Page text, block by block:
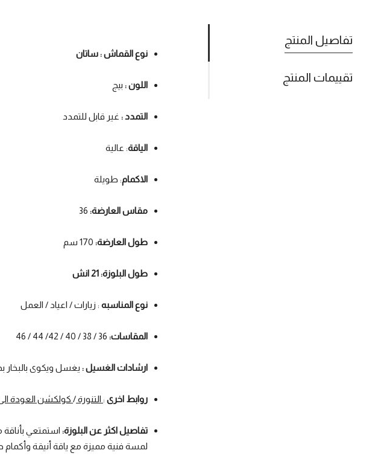
تفاصيل المنتج
تقييمات المنتج
نوع القماش : ساتان
اللون : بيج
التمدد : غير قابل للتمدد
الياقة: عالية
الاكمام: طويلة
مقاس العارضة:
طول العارضة: 170 سم
طول البلوزة: 21 انش
نوع المناسبه : زيارات / اعياد / العمل
المقاسات:
ارشادات الغسيل : يغسل ويكوى بالبخار بدرجة
روابط اخرى : التنورة/ كولكشن العودة
تفاصيل اكثر عن البلوزة: استمتعي
لمسة فنية مميزة مع ياقة أنيقة